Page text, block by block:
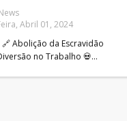
Abril 01, 2024
🔗 Abolição da Escravidão
no Trabalho 💀…